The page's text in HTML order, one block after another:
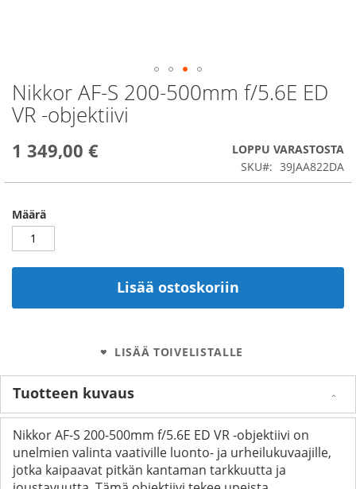
Nikkor AF-S 200-500mm f/5.6E ED
VR -objektiivi
1 349,00 €
LOPPU VARASTOSTA
SKU
39JAA822DA
Määrä
Lisää ostoskoriin
LISÄÄ TOIVELISTALLE
Skip
to
the
of
Tuotteen kuvaus
Nikkor AF-S 200-500mm f/5.6E ED VR -objektiivi on
unelmien valinta vaativille luonto- ja urheilukuvaajille,
jotka kaipaavat pitkän kantaman tarkkuutta ja